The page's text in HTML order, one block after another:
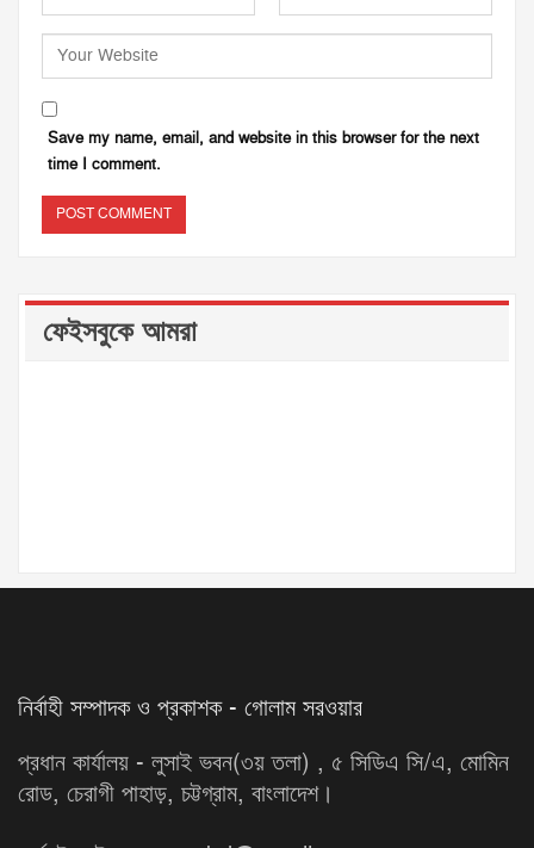
Save my name, email, and website in this browser for the next
time I comment.
ফেইসবুকে আমরা
নির্বাহী সম্পাদক ও প্রকাশক - গোলাম সরওয়ার
প্রধান কার্যালয় - লুসাই ভবন(৩য় তলা) , ৫ সিডিএ সি/এ, মোমিন
রোড, চেরাগী পাহাড়, চট্টগ্রাম, বাংলাদেশ।